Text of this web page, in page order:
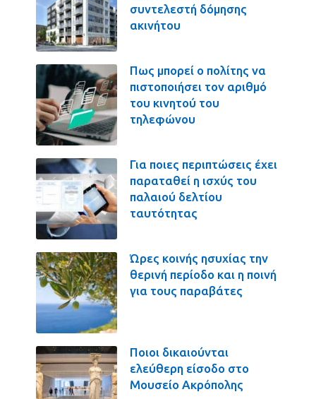
συντελεστή δόμησης
ακινήτου
Πως μπορεί ο πολίτης να
πιστοποιήσει τον αριθμό
του κινητού του
τηλεφώνου
Για ποιες περιπτώσεις έχει
παραταθεί η ισχύς του
παλαιού δελτίου
ταυτότητας
Ώρες κοινής ησυχίας την
θερινή περίοδο και η ποινή
για τους παραβάτες
Ποιοι δικαιούνται
ελεύθερη είσοδο στο
Μουσείο Ακρόπολης